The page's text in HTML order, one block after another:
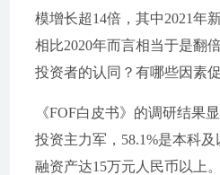
模增长超14倍，其中2021年
相比2020年而言相当于是翻
投资者的认同？有哪些因素
《FOF白皮书》的调研结果
投资主力军，58.1%是本科
融资产达15万元人民币以上